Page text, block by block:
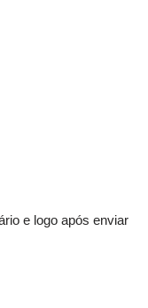
e logo após enviar